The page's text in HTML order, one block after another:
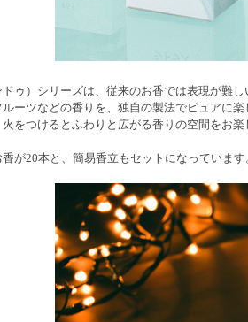
ドゥ）シリーズは、従来のお香では表現が難し
ーツなどの香りを、独自の製法でピュアに楽
をつけるとふわりと広がる香りの空間をお楽
が20本と、簡易香立もセットになっています